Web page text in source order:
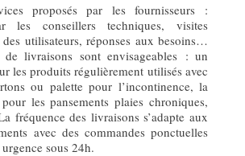
proposés par les fournisseurs :
les conseillers techniques, visites
utilisateurs, réponses aux besoins…
de livraisons sont envisageables : un
les produits régulièrement utilisés avec
ou palette pour l’incontinence, la
les pansements plaies chroniques,
fréquence des livraisons s’adapte aux
avec des commandes ponctuelles
sous 24h.